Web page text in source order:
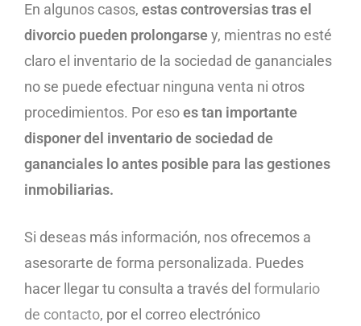
En algunos casos, estas controversias tras el
divorcio pueden prolongarse y, mientras no esté
claro el inventario de la sociedad de gananciales
no se puede efectuar ninguna venta ni otros
procedimientos. Por esoes tan importante
disponer del inventario de sociedad de
gananciales lo antes posible para las gestiones
inmobiliarias.
Si deseas más información, nos ofrecemos a
asesorarte de forma personalizada. Puedes
hacer llegar tu consulta a través del formulario
de contacto, por el correo electrónico